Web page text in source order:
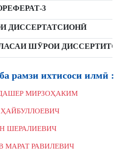
3
ДИССЕРТАТСИОНӢ
ШӮРОИ
рамзи ихтисоси илмӣ :
МИРЗОҲАКИМ
ШЕРАЛИЕВИЧ
МАРАТ РАВИЛЕВИЧ